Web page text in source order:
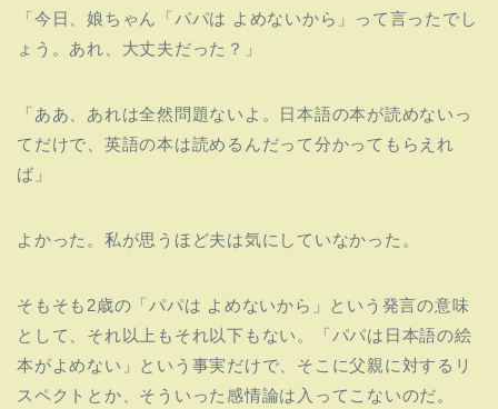
「今日、娘ちゃん「パパは よめないから」って言ったでし
ょう。 あれ、大丈夫だった？」
「ああ、あれは全然問題ないよ。 日本語の本が読めないっ
てだけで、 英語の本は読めるんだって分かってもらえれ
ば」
よかった。私が思うほど夫は気にしていなかった。
そもそも2歳の「パパは よめないから」という発言の意味
として、 それ以上もそれ以下もない。「パパは日本語の絵
本がよめない」という事実だけで、 そこに父親に対するリ
スペクトとか、 そういった感情論は入ってこないのだ。